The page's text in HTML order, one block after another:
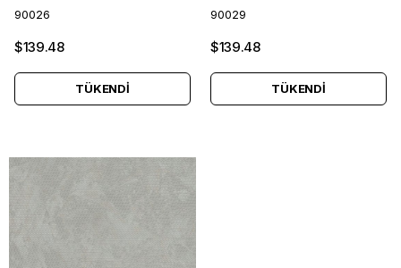
90026
$139.48
TÜKENDI
90029
$139.48
TÜKENDI